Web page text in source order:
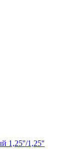
1,25''/1,25''